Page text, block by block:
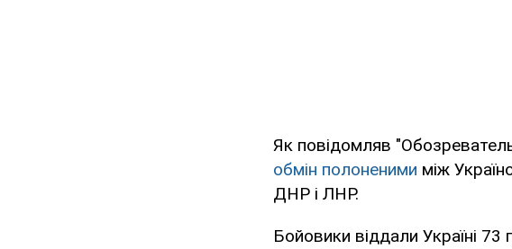
Як повідомляв
обмін полоненими між
ДНР і ЛНР.
Бойовики віддали Україні